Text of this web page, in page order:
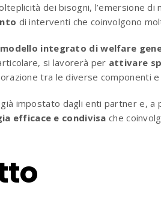
dei bisogni, l’emersione
di interventi che coinvolgono
integrato di welfare
si lavorerà per attivare
tra le diverse componenti
impostato dagli enti partner e, a
efficace e condivisa che